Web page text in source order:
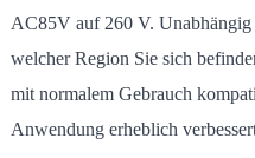
AC85V auf 260 V.
welcher Region Sie sich
mit normalem Gebrauch
Anwendung erheblich